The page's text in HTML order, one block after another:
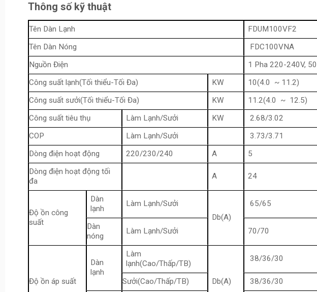
Thông số kỹ thuật
Tên Dàn Lạnh
FDUM100VF2
Tên Dàn Nóng
FDC100VNA
Nguồn Điện
1 Pha 220-240V,
Công suất lạnh(Tối thiểu-Tối Đa)
KW
10(4.0 ~ 11.2)
Công suất sưởi(Tối thiểu-Tối Đa)
KW
11.2(4.0 ~ 12.5)
Công suất tiêu thụ
Làm Lạnh/Sưởi KW
2.68/3.02
COP
Làm Lạnh/Sưởi
3.73/3.71
Dòng điện hoạt động
220/230/240 A
5
Dòng điện hoạt động tối
đa
A 24
Độ ồn công
suất
Dàn
lạnh
Làm Lạnh/Sưởi
Db(A)
65/65
Dàn
nóng
Làm Lạnh/Sưởi 70/70
Độ ồn áp suất
Dàn
lạnh
Làm
lạnh(Cao/Thấp/TB)
Db(A)
38/36/30
Sưởi(Cao/Thấp/TB)
38/36/30